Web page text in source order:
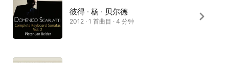
彼得 · 杨 · 贝尔德
2012 · 1 首曲目 · 4 分钟